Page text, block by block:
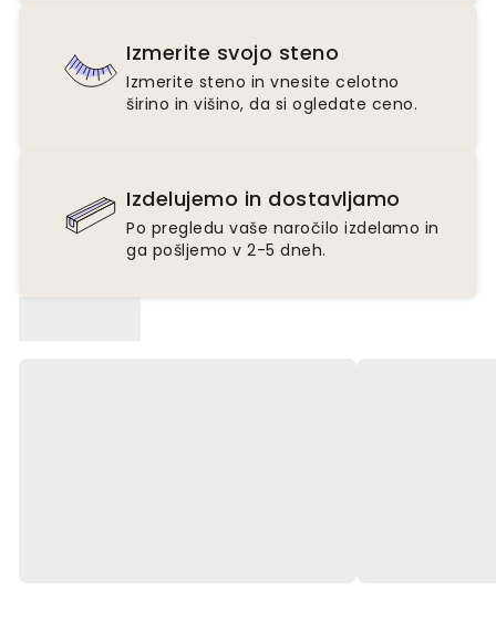
Izmerite svojo steno
Izmerite steno in vnesite celotno
širino in višino, da si ogledate ceno.
Izdelujemo in dostavljamo
Po pregledu vaše naročilo izdelamo in
ga pošljemo v 2-5 dneh.